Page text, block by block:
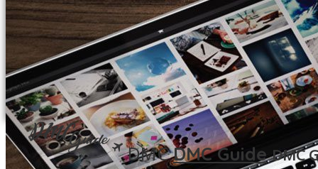
MALAWI
MALI
MAURICE (ÎLE)
MOZAMBIQUE
RWANDA
SÉNÉGAL
LA RÉUNION
NAMIBIE
MADAGASCAR
MALAWI
MALI
MAURICE (ÎLE)
MOZAMBIQUE
DMC DMC Guide DMC